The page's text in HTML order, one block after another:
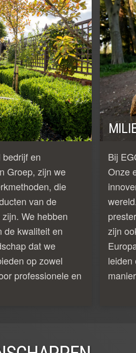
en
Groep, zijn we
die
van de
We hebben
de kwaliteit en
dat we
op zowel
professionele en
Bij
Onze
zijn
leiden